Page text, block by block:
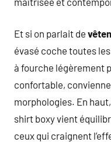
Et si on parlait de
évasé coche toutes
à fourche légèrement
confortable,
morphologies. En
shirt boxy vient
ceux qui craignent